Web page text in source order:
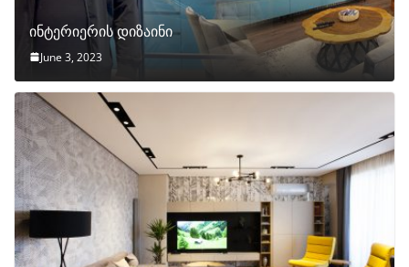
ინტერიერის დიზაინი
June 3, 2023